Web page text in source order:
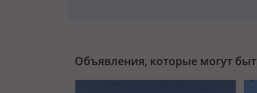
Объявления, которые могут